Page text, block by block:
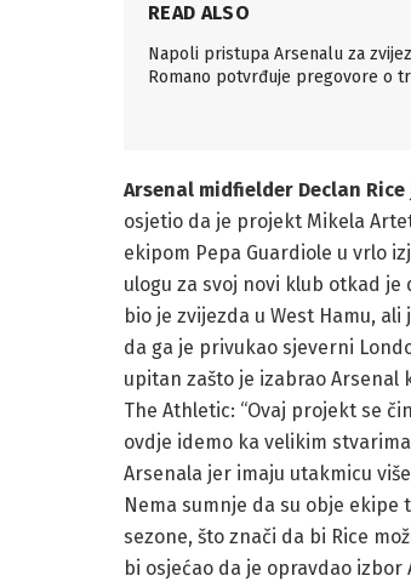
READ ALSO
Napoli pristupa Arsenalu za
Romano potvrđuje pregovore o
Arsenal midfielder Declan Rice
osjetio da je projekt Mikela
ekipom Pepa Guardiole u vrlo
ulogu za svoj novi klub otkad
bio je zvijezda u West Hamu,
da ga je privukao sjeverni
upitan zašto je izabrao
The Athletic: “Ovaj projekt se
ovdje idemo ka velikim
Arsenala jer imaju utakmicu
Nema sumnje da su obje
sezone, što znači da bi Rice
bi osjećao da je opravdao